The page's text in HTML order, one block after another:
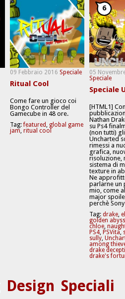
09 Febbraio 2016 Speciale
Ritual Cool
Come fare un gioco coi
Bongo Controller del
Gamecube in 48 ore.
Tag:featured, global game
jam, ritual cool
05
Speciale
6
Speciale
[HTML1]
Nathan
su Ps4
(non tutti)
Uncharted
rimessi a
grafica,
risoluzione,
sistema di
texture in
Ne
parlarne un
mio, come
major
perchè
Tag: drake,
golden abyss
chloe,
PS4, PSVita,
sully,
among
drake
drake's
Design Speciali